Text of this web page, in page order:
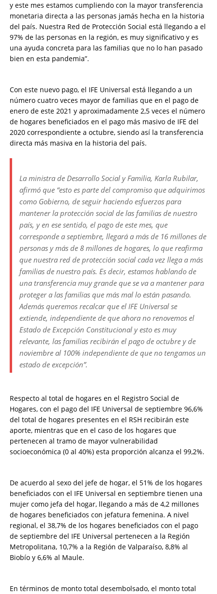
y este mes estamos cumpliendo con la mayor transferencia
monetaria directa a las personas jamás hecha en la historia
del país. Nuestra Red de Protección Social está llegando a el
97% de las personas en la región, es muy significativo y es
una ayuda concreta para las familias que no lo han pasado
bien en esta pandemia”.
Con este nuevo pago, el IFE Universal está llegando a un
número cuatro veces mayor de familias que en el pago de
enero de este 2021 y aproximadamente 2,5 veces el número
de hogares beneficiados en el pago más masivo de IFE del
2020 correspondiente a octubre, siendo así la transferencia
directa más masiva en la historia del país.
La ministra de Desarrollo Social y Familia, Karla Rubilar,
afirmó que “esto es parte del compromiso que adquirimos
como Gobierno, de seguir haciendo esfuerzos para
mantener la protección social de las familias de nuestro
país, y en ese sentido, el pago de este mes, que
corresponde a septiembre, llegará a más de 16 millones de
personas y más de 8 millones de hogares, lo que reafirma
que nuestra red de protección social cada vez llega a más
familias de nuestro país. Es decir, estamos hablando de
una transferencia muy grande que se va a mantener para
proteger a las familias que más mal lo están pasando.
Además queremos recalcar que el IFE Universal se
extiende, independiente de que ahora no renovemos el
Estado de Excepción Constitucional y esto es muy
relevante, las familias recibirán el pago de octubre y de
noviembre al 100% independiente de que no tengamos un
estado de excepción”.
Respecto al total de hogares en el Registro Social de
Hogares, con el pago del IFE Universal de septiembre 96,6%
del total de hogares presentes en el RSH recibirán este
aporte, mientras que en el caso de los hogares que
pertenecen al tramo de mayor vulnerabilidad
socioeconómica (0 al 40%) esta proporción alcanza el 99,2%.
De acuerdo al sexo del jefe de hogar, el 51% de los hogares
beneficiados con el IFE Universal en septiembre tienen una
mujer como jefa del hogar, llegando a más de 4,2 millones
de hogares beneficiados con jefatura femenina. A nivel
regional, el 38,7% de los hogares beneficiados con el pago
de septiembre del IFE Universal pertenecen a la Región
Metropolitana, 10,7% a la Región de Valparaíso, 8,8% al
Biobío y 6,6% al Maule.
En términos de monto total desembolsado, el monto total